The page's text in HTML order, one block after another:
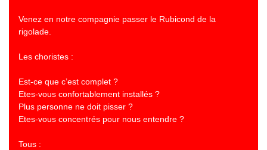
Venez en notre compagnie passer le Rubicond de la
rigolade.
Les choristes :
Est-ce que c’est complet ?
Etes-vous confortablement installés ?
Plus personne ne doit pisser ?
Etes-vous concentrés pour nous entendre ?
Tous :